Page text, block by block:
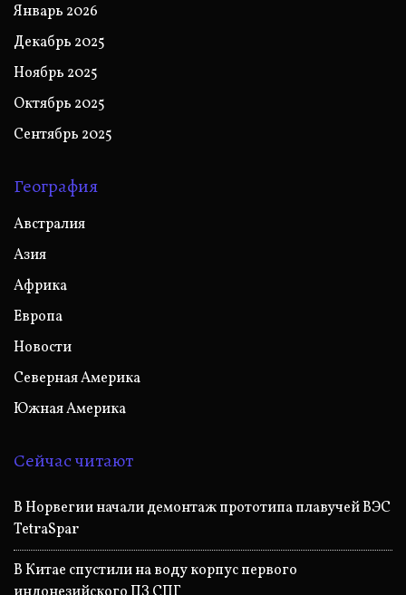
Январь 2026
Декабрь 2025
Ноябрь 2025
Октябрь 2025
Сентябрь 2025
География
Австралия
Азия
Африка
Европа
Новости
Северная Америка
Южная Америка
Сейчас читают
В Норвегии начали демонтаж прототипа плавучей ВЭС
TetraSpar
В Китае спустили на воду корпус первого